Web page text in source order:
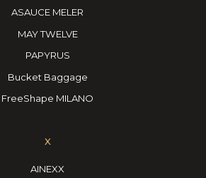
ASAUCE MELER
MAY TWELVE
PAPYRUS
Bucket Baggage
FreeShape MILANO
X
AINEXX